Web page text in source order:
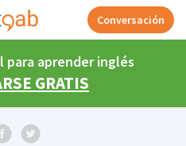
Conversación
para aprender inglés
GRATIS